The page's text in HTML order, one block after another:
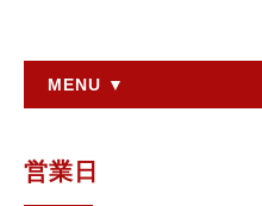
MENU ▼
営業日